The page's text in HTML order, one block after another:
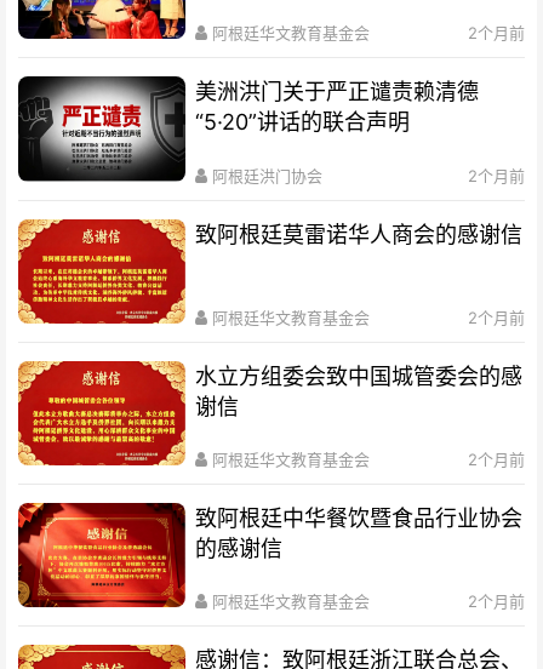
阿根廷华文教育基金会 2个月前
美洲洪门关于严正谴责赖清德
“5·20”讲话的联合声明
阿根廷洪门协会 2个月前
致阿根廷莫雷诺华人商会的感谢信
阿根廷华文教育基金会 2个月前
水立方组委会致中国城管委会的感
谢信
阿根廷华文教育基金会 2个月前
致阿根廷中华餐饮暨食品行业协会
的感谢信
阿根廷华文教育基金会 2个月前
感谢信：致阿根廷浙江联合总会、